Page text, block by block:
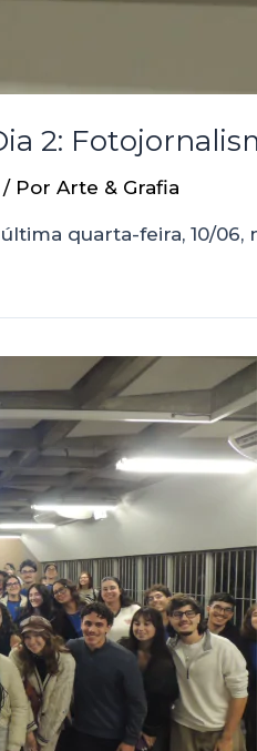
2:
/ Por Arte & Grafia
quarta-feira, 10/